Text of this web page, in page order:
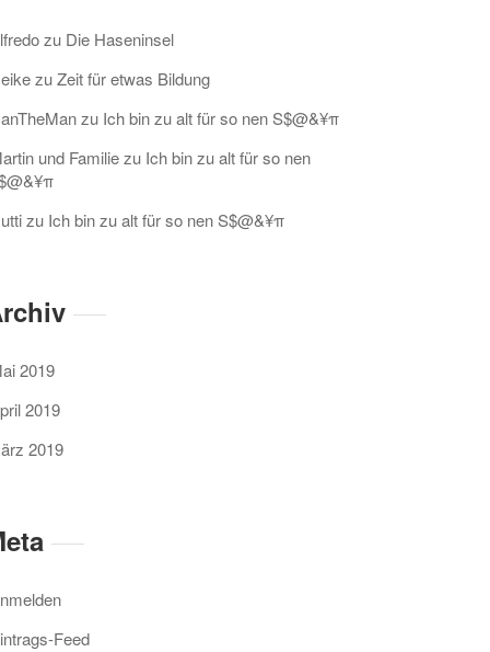
zu Die Haseninsel
zuZeit für etwas Bildung
zu Ich bin zu alt für so nen S$@&¥π
und Familiezu Ich bin zu alt für so nen
zu Ich bin zu alt für so nen S$@&¥π
2019
2019
2019
Feed